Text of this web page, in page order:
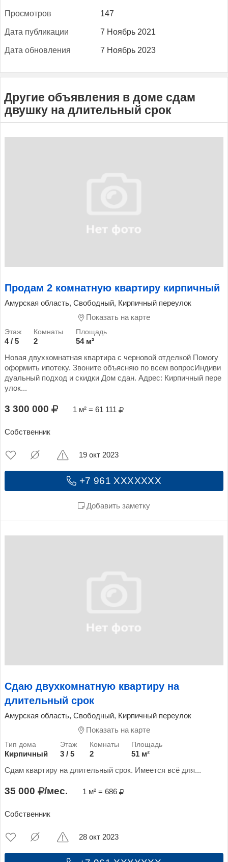
Прос­мотров 147
Да­та пуб­ли­кации 7 Ноябрь 2021
Да­та об­новле­ния 7 Ноябрь 2023
Другие объявления в доме сдам
двушку на длительный срок
Продам 2 комнатную квартиру кирпичный
Амурская область, Свободный, Кирпичный переулок
Показать на карте
4 / 5 2
54 м²
Новая двухкомнатная квартира с черновой отделкой Помогу
оформить ипотеку. Звоните объясняю по всем вопросИндиви
дуальный подход и скидки Дом сдан. Адрес: Кирпичный пере
улок...
3 300 000 1 м² = 61 111
Собственник
+7 961 XXXXXXX
Добавить заметку
19 окт 2023
Сдаю двухкомнатную квартиру на
длительный срок
Амурская область, Свободный, Кирпичный переулок
Показать на карте
Кирпичный 3 / 5 2
51 м²
Сдам квартиру на длительный срок. Имеется всё для...
35 000 /мес. 1 м² = 686
Собственник
28 окт 2023